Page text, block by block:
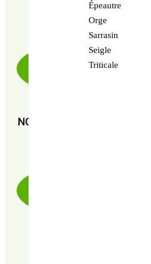
Épeautre
Orge
Sarrasin
Seigle
Triticale
PAIEMENT
NOUS SOMMES
EN RECHERCHE